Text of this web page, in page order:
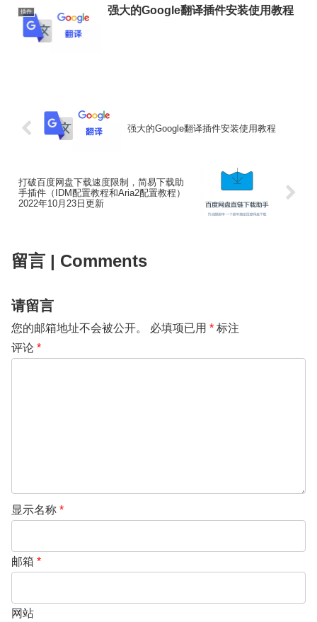
插件 强大的Google翻译插件安装使用教程
强大的Google翻译插件安装使用教程
打破百度网盘下载速度限制，简易下载助
手插件（IDM配置教程和Aria2配置教程）
2022年10月23日更新
留言 | Comments
请留言
您的邮箱地址不会被公开。 必填项已用 * 标注
评论 *
显示名称 *
邮箱 *
网站